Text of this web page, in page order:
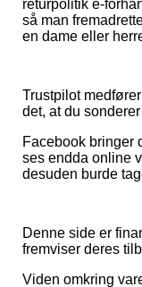
returpolitik e-
så man
en dame eller
Trustpilot
det, at du
Facebook bringer
ses endda online
desuden burde
Denne side er
fremviser deres
Viden omkring